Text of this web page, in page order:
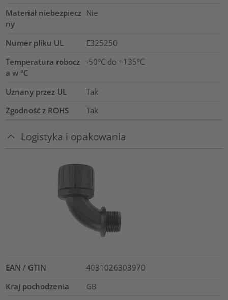
Materiał niebezpiecz
ny
Nie
Numer pliku UL
E325250
Temperatura robocz
a w °C
-50°C do +135°C
Uznany przez UL
Tak
Zgodność z ROHS
Tak
Logistyka i opakowania
EAN / GTIN
4031026303970
Kraj pochodzenia
GB